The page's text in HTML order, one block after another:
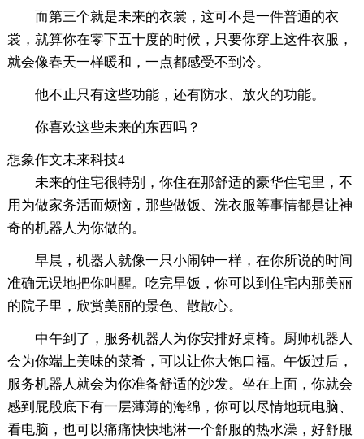
而第三个就是未来的衣裳，这可不是一件普通的衣
裳，就算你在零下五十度的时候，只要你穿上这件衣服，
就会像春天一样暖和，一点都感受不到冷。
他不止只有这些功能，还有防水、放火的功能。
你喜欢这些未来的东西吗？
想象作文未来科技4
未来的住宅很特别，你住在那舒适的豪华住宅里，不
用为做家务活而烦恼，那些做饭、洗衣服等事情都是让神
奇的机器人为你做的。
早晨，机器人就像一只小闹钟一样，在你所说的时间
准确无误地把你叫醒。吃完早饭，你可以到住宅内那美丽
的院子里，欣赏美丽的景色、散散心。
中午到了，服务机器人为你安排好桌椅。厨师机器人
会为你端上美味的菜肴，可以让你大饱口福。午饭过后，
服务机器人就会为你准备舒适的沙发。坐在上面，你就会
感到屁股底下有一层薄薄的海绵，你可以尽情地玩电脑、
看电脑，也可以痛痛快快地淋一个舒服的热水澡，好舒服